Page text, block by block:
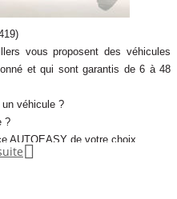
vous proposent des véhicules
et qui sont garantis de 6 à 48
véhicule ?
?
AUTOEASY de votre choix.
